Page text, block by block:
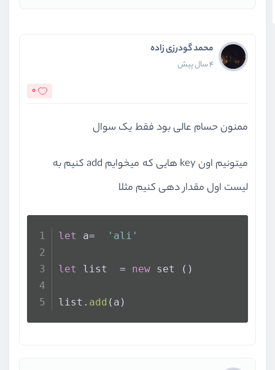
محمد گودرزی زاده
4 سال پیش
0
ممنون حسام عالی بود فقط یک سوال
میتونیم اون key هایی که میخوایم add کنیم به
لیست اول مقدار دهی کنیم مثلا
let a= 'ali'
let list  = new set ()
list. add (a)